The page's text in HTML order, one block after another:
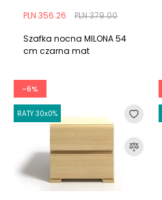
PLN 379.00
PLN 356.26
Szafka nocna MILONA 54
cm czarna mat
-6%
RATY 30x0%